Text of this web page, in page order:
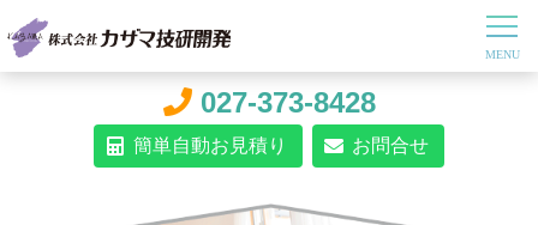
027-373-8428
簡単自動お見積り お問合せ